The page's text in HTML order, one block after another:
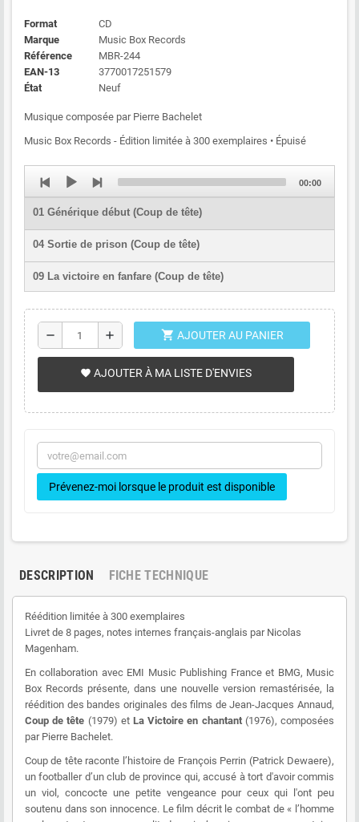
Format
CD
Marque
Music Box Records
Référence
MBR-244
EAN-13
3770017251579
État
Neuf
Musique composée par Pierre Bachelet
Music Box Records - Édition limitée à 300 exemplaires • Épuisé
Player
01 Générique début (Coup de tête)
04 Sortie de prison (Coup de tête)
09 La victoire en fanfare (Coup de tête)
11 Générique de fin (Coup de tête)
13 La victoire en chantant (La Victoire en chantant)
15 La bataille (La Victoire en chantant)
Total
00:00
remove add shopping_cart AJOUTER AU PANIER
favorite AJOUTER À MA LISTE D'ENVIES
Prévenez-moi lorsque le produit est disponible
DESCRIPTION FICHE TECHNIQUE
Réédition limitée à 300 exemplaires
Livret de 8 pages, notes internes français-anglais par Nicolas
Magenham.
En collaboration avec EMI Music Publishing France et BMG, Music
Box Records présente, dans une nouvelle version remastérisée, la
réédition des bandes originales des films de Jean-Jacques Annaud,
Coup de tête (1979) etLa Victoire en chantant(1976), composées
par Pierre Bachelet.
Coup de tête raconte l’histoire de François Perrin (Patrick Dewaere),
un footballer d’un club de province qui, accusé à tort d'avoir commis
un viol, concocte une petite vengeance pour ceux qui l'ont peu
soutenu dans son innocence. Le film décrit le combat de « l’homme